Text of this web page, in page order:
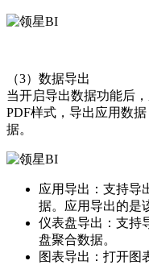
（3）数据导出
当开启导出数据功能后
PDF样式，导出应用数
据。
应用导出：支持导
据。应用导出的是
仪表盘导出：支持
盘聚合数据。
图表导出：打开图